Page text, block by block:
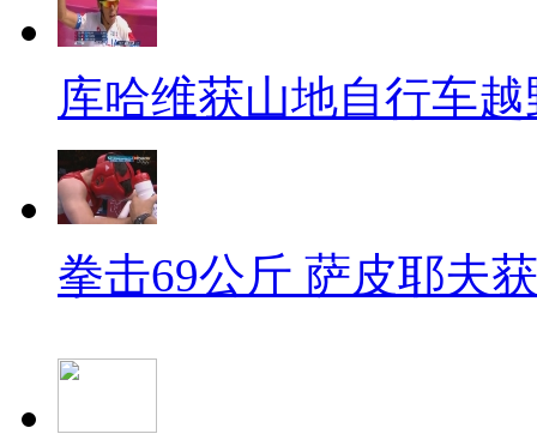
库哈维获山地自行车
拳击69公斤 萨皮耶夫